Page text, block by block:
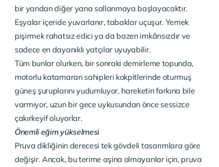
bir yandan diğer yana sallanmaya başlayacaktır.
Eşyalar içeride yuvarlanır, tabaklar uçuşur. Yemek
pişirmek rahatsız edici ya da bazen imkânsızdır ve
sadece en dayanıklı yatçılar uyuyabilir.
Tüm bunlar olurken, bir sonraki demirleme topunda,
motorlu katamaran sahipleri kokpitlerinde oturmuş
güneş şuruplarını yudumluyor, hareketin farkına bile
varmıyor, uzun bir gece uykusundan önce sessizce
çakırkeyif oluyorlar.
Önemli eğim yükselmesi
Pruva dikliğinin derecesi tek gövdeli tasarımlara göre
değişir. Ancak, bu terime aşina olmayanlar için, pruva